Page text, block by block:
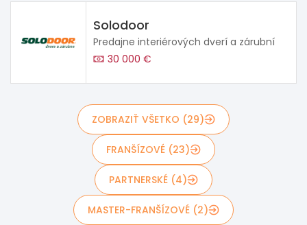
Solodoor
Predajne interiérových dverí a zárubní
30 000 €
ZOBRAZIŤ VŠETKO (29)
FRANŠÍZOVÉ (23)
PARTNERSKÉ (4)
MASTER-FRANŠÍZOVÉ (2)